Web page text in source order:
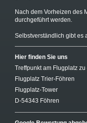
Nach dem Vorheizen des
durchgeführt werden.
Selbstverständlich gibt es
Hier finden Sie uns
Treffpunkt am Flugplatz
Flugplatz Trier-Föhren
Flugplatz-Tower
D-54343 Föhren